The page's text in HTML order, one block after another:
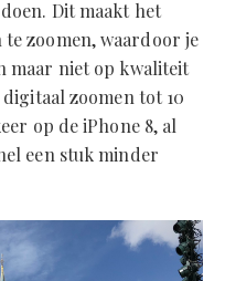
Dit maakt het
zoomen, waardoor je
maar niet op kwaliteit
zoomen tot 10
op de iPhone 8, al
een stuk minder